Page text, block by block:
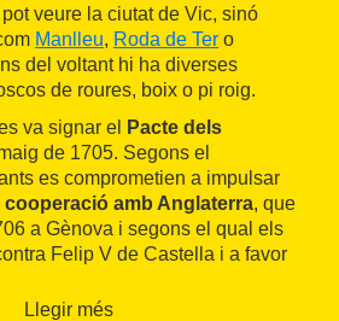
veure la ciutat de Vic, sinó
Manlleu, Roda de Ter o
del voltant hi ha diverses
de roures, boix o pi roig.
va signar el
Pacte dels
de 1705. Segons el
es comprometien a impulsar
cooperació amb Anglaterra, que
a Gènova i segons el qual els
Felip V de Castella i a favor
Llegir més